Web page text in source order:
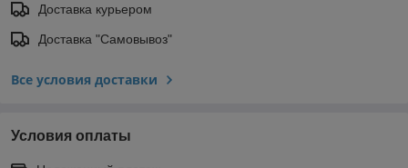
Доставка курьером
Доставка "Самовывоз"
Все условия доставки
Условия оплаты